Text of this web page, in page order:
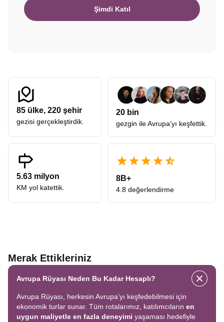
Şimdi Katıl
85 ülke, 220 şehir
gezisi gerçekleştirdik.
20 bin
gezgin ile Avrupa’yı keşfettik.
5.63 milyon
KM yol katettik.
8B+
4.8 değerlendirme
Merak Ettikleriniz
Avrupa Rüyası Neden Bu Kadar Hesaplı?
Avrupa Rüyası, herkesin Avrupa’yı keşfedebilmesi için
ekonomik turlar sunar. Tüm rotalarımız, katılımcıların en
uygun maliyetle en fazla deneyimi yaşaması hedefiyle